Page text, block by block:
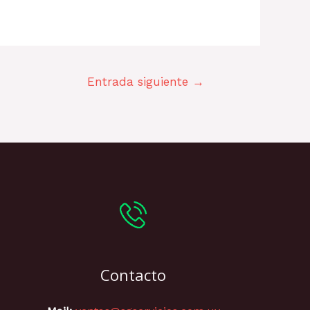
Entrada siguiente →
Contacto